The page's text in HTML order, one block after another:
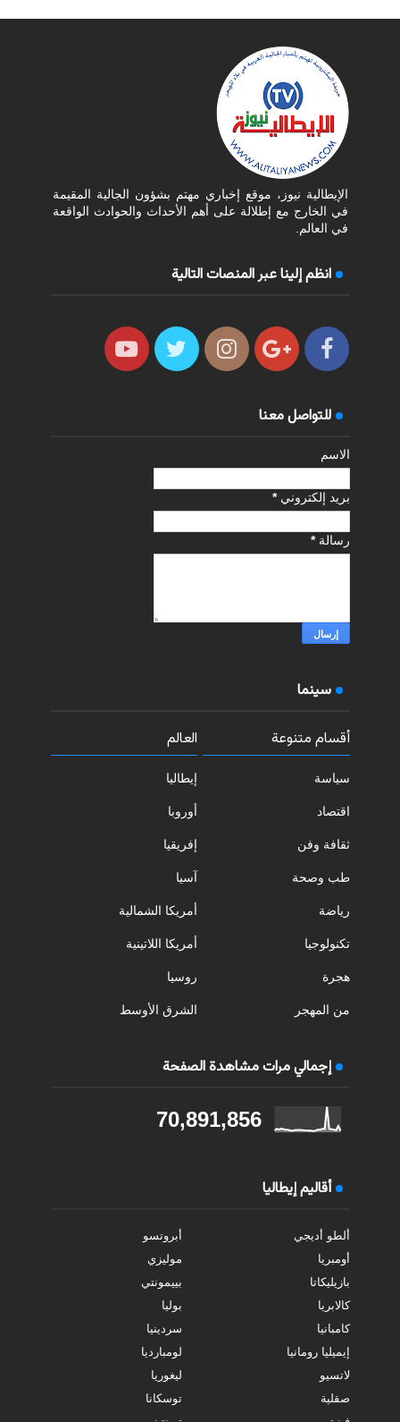
الإيطالية نيوز، موقع إخباري مهتم بشؤون الجالية المقيمة
في الخارج مع إطلالة على أهم الأحداث والحوادث الواقعة
في العالم.
انظم إلينا عبر المنصات التالية
للتواصل معنا
الاسم
بريد إلكتروني*
رسالة*
سينما
أقسام متنوعة
سياسة
اقتصاد
ثقافة وفن
طب وصحة
رياضة
تكنولوجيا
هجرة
من المهجر
العالم
إيطاليا
أوروبا
إفريقيا
آسيا
أمريكا الشمالية
أمريكا اللاتينية
روسيا
الشرق الأوسط
إجمالي مرات مشاهدة الصفحة
70,891,856
أقاليم إيطاليا
ألطو أديجي
أبروتسو
أومبريا
موليزي
بازيليكاتا
بييمونتي
كالابريا
بوليا
كامبانيا
سردينيا
إيميليا رومانيا
لومبارديا
لاتسيو
ليغوريا
صقلية
توسكانا